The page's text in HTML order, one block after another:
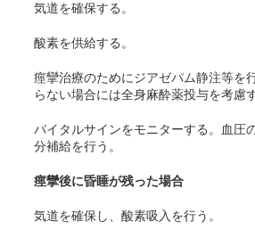
気道を確保する。
酸素を供給する。
痙攣治療のためにジアゼパム静注等を
らない場合には全身麻酔薬投与を考慮す
バイタルサインをモニターする。血圧
分補給を行う。
痙攣後に昏睡が残った場合
気道を確保し、酸素吸入を行う。